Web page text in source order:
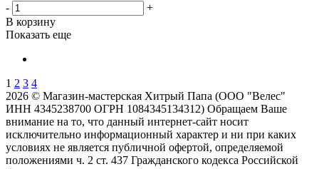
-
+
В корзину
Показать еще
1 2 3 4
2026 © Магазин-мастерская Хитрый Папа (ООО "Велес"
ИНН 4345238700 ОГРН 1084345134312) Обращаем Ваше
внимание на то, что данный интернет-сайт носит
исключительно информационный характер и ни при каких
условиях не является публичной офертой, определяемой
положениями ч. 2 ст. 437 Гражданского кодекса Российской